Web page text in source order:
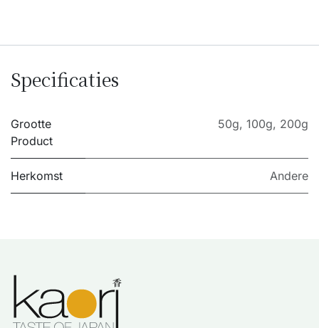
Specificaties
Grootte
Product
50g, 100g, 200g
Herkomst Andere